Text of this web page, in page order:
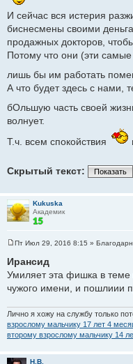
И сейчас вся истерия
биснесмены своими
продажных докторов,
Потому что они (эти
лишь бы им работать
А что будет здесь с нами,
бОльшую часть своей
волнует.
Т.ч. всем спокойствия
Скрытый текст: Показать
Kukuska
Академик
о
б
е
и
е
Пт Июл 29, 2016 8:15 »
Ирансид
Умиляет эта фишка в теме
чужого имени, и пошлиии
Лично я хожу на службу только
взрослому мальчику 17 лет 4
второму взрослому мальчику 14
Н.В.